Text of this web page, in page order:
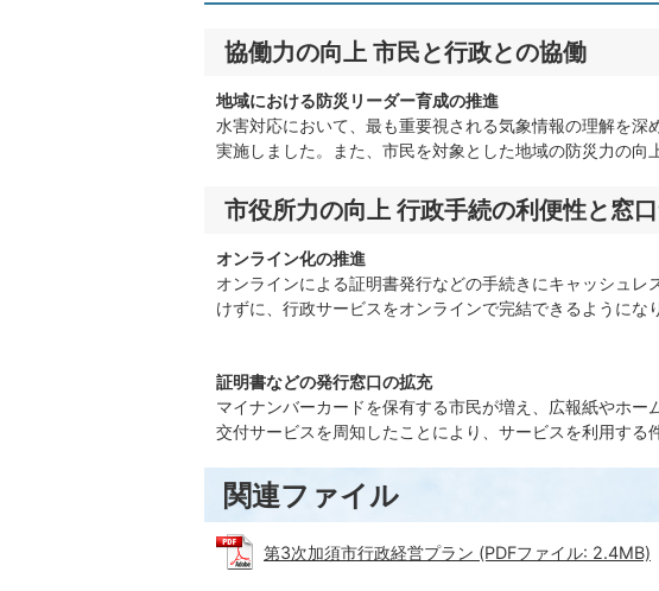
協働力の向上 市民と行政との協働
地域における防災リーダー育成の推進
水害対応において、最も重要視される気象情報の理解を
実施しました。また、市民を対象とした地域の防災力の向
市役所力の向上 行政手続の利便性と窓
オンライン化の推進
オンラインによる証明書発行などの手続きにキャッシュ
けずに、行政サービスをオンラインで完結できるようにな
証明書などの発行窓口の拡充
マイナンバーカードを保有する市民が増え、広報紙やホ
交付サービスを周知したことにより、サービスを利用する
関連ファイル
第3次加須市行政経営プラン (PDFファイル: 2.4MB)